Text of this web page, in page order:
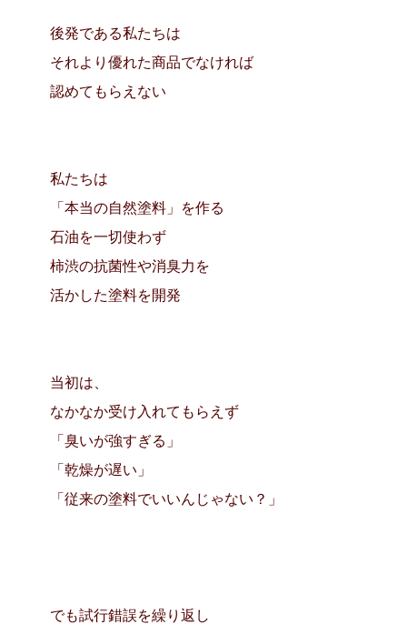
後発である私たちは
それより優れた商品でなければ
認めてもらえない
私たちは
「本当の自然塗料」を作る
石油を一切使わず
柿渋の抗菌性や消臭力を
活かした塗料を開発
当初は、
なかなか受け入れてもらえず
「臭いが強すぎる」
「乾燥が遅い」
「従来の塗料でいいんじゃない？」
でも試行錯誤を繰り返し